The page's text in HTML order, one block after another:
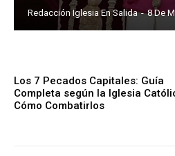
Redacción Iglesia En Salida - 8 De
Los 7 Pecados Capitales: Guía
Completa según la Iglesia
Cómo Combatirlos